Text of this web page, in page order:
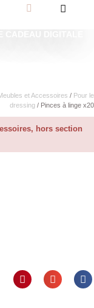
et Accessoires / Pour le
dressing / Pinces à linge x20
hors section